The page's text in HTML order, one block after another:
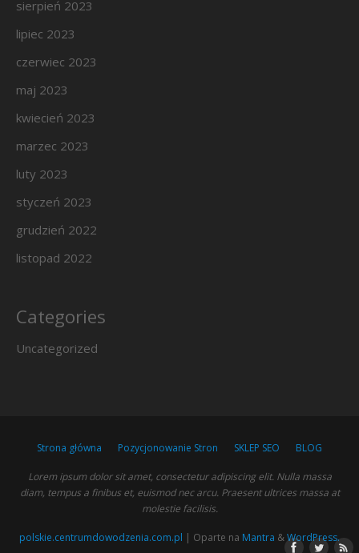
sierpień 2023
lipiec 2023
czerwiec 2023
maj 2023
kwiecień 2023
marzec 2023
luty 2023
styczeń 2023
grudzień 2022
listopad 2022
Categories
Uncategorized
Strona główna Pozycjonowanie Stron SKLEP SEO BLOG
Lorem ipsum dolor sit amet, consectetur adipiscing elit. Nulla massa
diam, tempus a finibus et, euismod nec arcu. Praesent ultrices massa at
molestie facilisis.
polskie.centrumdowodzenia.com.pl | Oparte na Mantra &WordPress.